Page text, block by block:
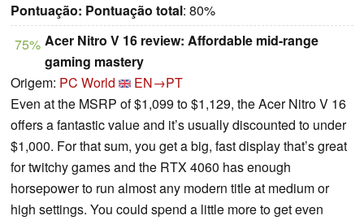
Pontuação: Pontuação total: 80%
75% Acer Nitro V 16 review: Affordable mid-range
gaming mastery
Origem: PC World
EN→PT
Even at the MSRP of $1,099 to $1,129, the Acer Nitro V 16
offers a fantastic value and it’s usually discounted to under
$1,000. For that sum, you get a big, fast display that’s great
for twitchy games and the RTX 4060 has enough
horsepower to run almost any modern title at medium or
high settings. You could spend a little more to get even